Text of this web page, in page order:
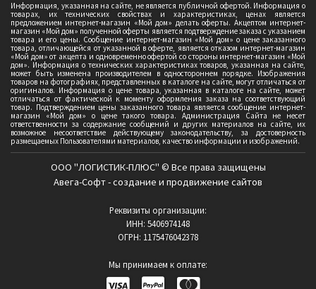
Информация, указанная на сайте, не является публичной офертой. Информация о
товарах, их технических свойствах и характеристиках, ценах является
предложением интернет-магазин «Мой дом» делать оферты. Акцептом интернет-
магазин «Мой дом» полученной оферты является подтверждение заказа с указанием
товара и его цены. Сообщение интернет-магазин «Мой дом» о цене заказанного
товара, отличающейся от указанной в оферте, является отказом интернет-магазин
«Мой дом» от акцепта и одновременно офертой со стороны интернет-магазин «Мой
дом». Информация о технических характеристиках товаров, указанная на сайте,
может быть изменена производителем в одностороннем порядке. Изображения
товаров на фотографиях, представленных в каталоге на сайте, могут отличаться от
оригиналов. Информация о цене товара, указанная в каталоге на сайте, может
отличаться от фактической к моменту оформления заказа на соответствующий
товар. Подтверждением цены заказанного товара является сообщение интернет-
магазин «Мой дом» о цене такого товара. Администрация Сайта не несет
ответственности за содержание сообщений и других материалов на сайте, их
возможное несоответствие действующему законодательству, за достоверность
размещаемых Пользователями материалов, качество информации и изображений.
ООО "ЛОГИСТИК-ПЛЮС" © Все права защищены
Авега-Софт - создание и продвижение сайтов
Реквизиты организации:
ИНН: 5406974148
ОГРН: 1175476042378
Мы принимаем к оплате: